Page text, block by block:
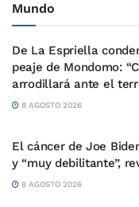
Mundo
De La Espriella
peaje de Mondomo:
arrodillará ante el
8 AGOSTO 2026
El cáncer de Joe
y “muy debilitante”,
8 AGOSTO 2026